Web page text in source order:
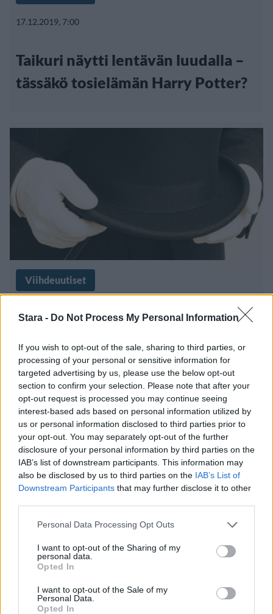
Stara - Do Not Process My Personal Information
If you wish to opt-out of the sale, sharing to third parties, or
processing of your personal or sensitive information for
targeted advertising by us, please use the below opt-out
section to confirm your selection. Please note that after your
opt-out request is processed you may continue seeing
interest-based ads based on personal information utilized by
us or personal information disclosed to third parties prior to
your opt-out. You may separately opt-out of the further
disclosure of your personal information by third parties on the
IAB’s list of downstream participants. This information may
also be disclosed by us to third parties on the IAB’s List of
Downstream Participants that may further disclose it to other
Personal Data Processing Opt Outs
I want to opt-out of the Sharing of my
personal data.
Opted In
I want to opt-out of the Sale of my
Personal Data.
Opted In
17.12.2019, 7:00
Taikuri näytti lentävän luudalla –
tässäkö tosielämän Harry Potter?
Viihdeuutiset
Uskomattomia korttitemppuja –
näihin ei moni pystyisi
Viihdeuutiset
21.12.2018, 13:20